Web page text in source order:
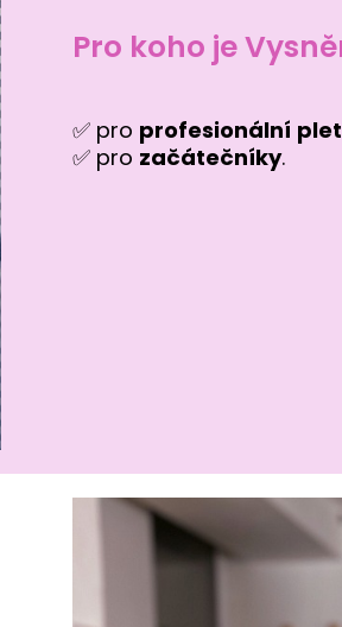
Pro koho je
✅ pro profesionální
✅ pro začátečníky.